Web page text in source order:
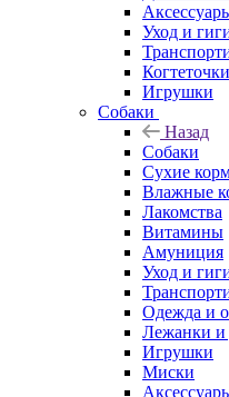
Уход и
Когтеточки
Игрушки
Собаки
Назад
Собаки
Сухие
Влажные
Лакомства
Витамины
Амуниция
Уход и
Одежда и
Лежанки и
Игрушки
Миски